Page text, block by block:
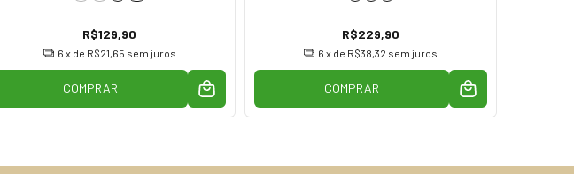
R$129,90
6 x de R$21,65 sem juros
COMPRAR
R$229,90
6 x de R$38,32 sem juros
COMPRAR